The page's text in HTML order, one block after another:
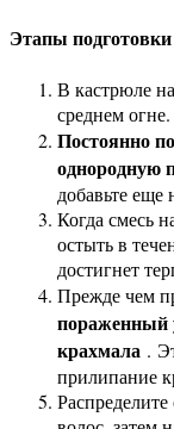
Этапы
В кастрюле
среднем огне.
Постоянно
однородную
добавьте
Когда смесь
остыть в
достигнет
Прежде чем
пораженный
крахмала .
прилипание